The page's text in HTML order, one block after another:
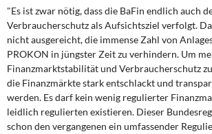
Rosa-Luxemburg-Stiftung
Über mich
Kontakt
"Es ist zwar nötig, dass die BaFin endlich auch
Verbraucherschutz als Aufsichtsziel verfolgt.
nicht ausgereicht, die immense Zahl von
PROKON in jüngster Zeit zu verhindern. Um
Finanzmarktstabilität und Verbraucherschutz
die Finanzmärkte stark entschlackt und
werden. Es darf kein wenig regulierter
leidlich regulierten existieren. Dieser
schon den vergangenen ein umfassender